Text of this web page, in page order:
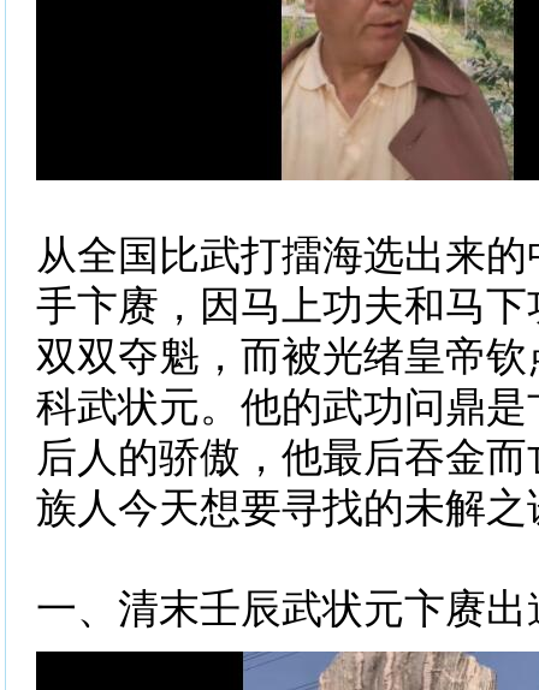
从全国比武打擂海选出来
手卞赓，因马上功夫和马
双双夺魁，而被光绪皇帝
科武状元。他的武功问鼎
后人的骄傲，他最后吞金
族人今天想要寻找的未解之
一、清末壬辰武状元卞赓出